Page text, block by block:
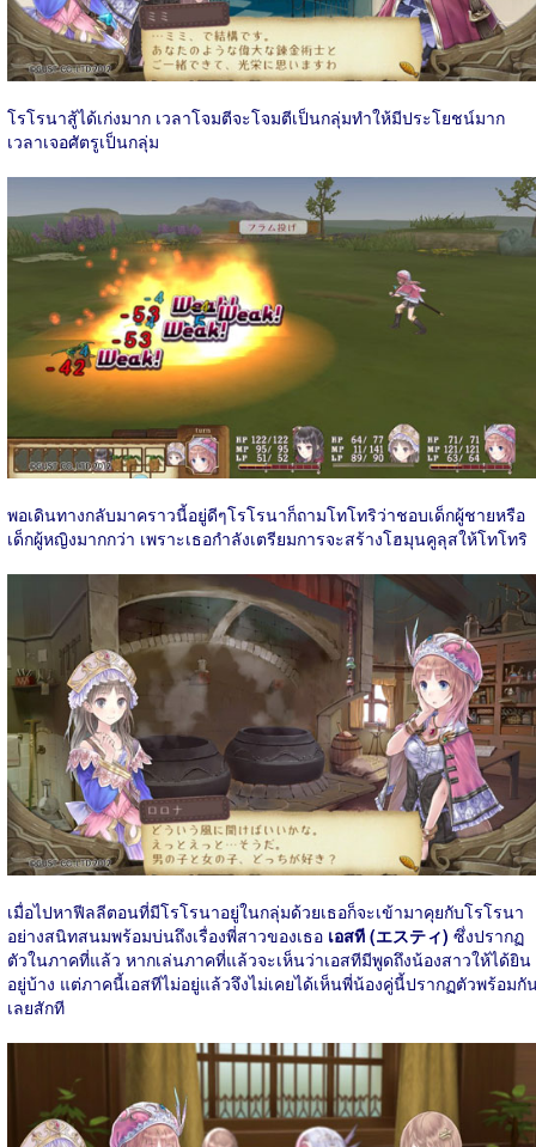
โรโรนาสู้ได้เก่งมาก เวลาโจมตีจะโจมตีเป็นกลุ่มทำให้มีประโยชน์มาก
เวลาเจอศัตรูเป็นกลุ่ม
พอเดินทางกลับมาคราวนี้อยู่ดีๆโรโรนาก็ถามโทโทริว่าชอบเด็กผู้ชายหรือ
เด็กผู้หญิงมากกว่า เพราะเธอกำลังเตรียมการจะสร้างโฮมุนคูลุสให้โทโทริ
เมื่อไปหาฟีลลีตอนที่มีโรโรนาอยู่ในกลุ่มด้วยเธอก็จะเข้ามาคุยกับโรโรนา
อย่างสนิทสนมพร้อมบ่นถึงเรื่องพี่สาวของเธอ เอสที (エスティ) ซึ่งปรากฏ
ตัวในภาคที่แล้ว หากเล่นภาคที่แล้วจะเห็นว่าเอสทีมีพูดถึงน้องสาวให้ได้ยิน
อยู่บ้าง แต่ภาคนี้เอสทีไม่อยู่แล้วจึงไม่เคยได้เห็นพี่น้องคู่นี้ปรากฏตัวพร้อมกั
เลยสักที